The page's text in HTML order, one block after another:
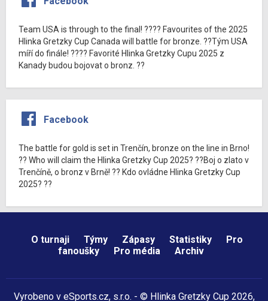
Team USA is through to the final! ???? Favourites of the 2025
Hlinka Gretzky Cup Canada will battle for bronze. ??Tým USA
míří do finále! ???? Favorité Hlinka Gretzky Cupu 2025 z
Kanady budou bojovat o bronz. ??
Facebook
The battle for gold is set in Trenčín, bronze on the line in Brno!
?? Who will claim the Hlinka Gretzky Cup 2025? ??Boj o zlato v
Trenčíně, o bronz v Brně! ?? Kdo ovládne Hlinka Gretzky Cup
2025? ??
O turnaji Týmy Zápasy Statistiky
Pro
fanoušky
Pro média Archiv
Vyrobeno v eSports.cz, s.r.o. - © Hlinka Gretzky Cup 2026,